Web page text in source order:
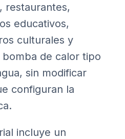
restaurantes,
educativos,
culturales y
de calor tipo
sin modificar
configuran la
incluye un